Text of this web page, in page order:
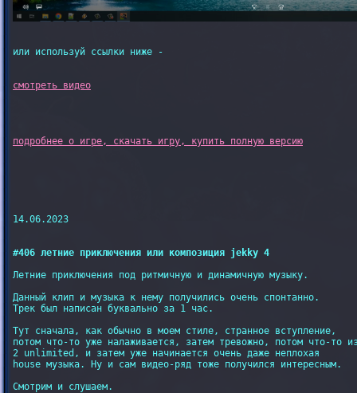
или используй ссылки ниже -
14.06.2023
#406 летние приключения или композиция jekky 4
Летние приключения под ритмичную и динамичную музыку.
Данный клип и музыка к нему получились очень спонтанно.
Трек был написан буквально за 1 час.
Тут сначала, как обычно в моем стиле, странное вступление,
потом что-то уже налаживается, затем тревожно, потом что-то
2 unlimited, и затем уже начинается очень даже неплохая
house музыка. Ну и сам видео-ряд тоже получился интересным.
Смотрим и слушаем.